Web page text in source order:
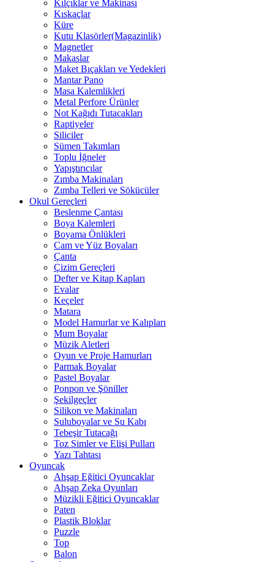
Kılçıklar ve Makinası
Kıskaçlar
Küre
Kutu Klasörler(Magazinlik)
Magnetler
Makaslar
Maket Bıçakları ve Yedekleri
Mantar Pano
Masa Kalemlikleri
Metal Perfore Ürünler
Not Kağıdı Tutacakları
Raptiyeler
Siliciler
Sümen Takımları
Toplu İğneler
Yapıştırıcılar
Zımba Makinaları
Zımba Telleri ve Sökücüler
Okul Gereçleri
Beslenme Çantası
Boya Kalemleri
Boyama Önlükleri
Cam ve Yüz Boyaları
Çanta
Çizim Gereçleri
Defter ve Kitap Kapları
Evalar
Keçeler
Matara
Model Hamurlar ve Kalıpları
Mum Boyalar
Müzik Aletleri
Oyun ve Proje Hamurları
Parmak Boyalar
Pastel Boyalar
Ponpon ve Şöniller
Şekilgeçler
Silikon ve Makinaları
Suluboyalar ve Su Kabı
Tebeşir Tutacağı
Toz Simler ve Elişi Pulları
Yazı Tahtası
Oyuncak
Ahşap Eğitici Oyuncaklar
Ahşap Zeka Oyunları
Müzikli Eğitici Oyuncaklar
Paten
Plastik Bloklar
Puzzle
Top
Balon